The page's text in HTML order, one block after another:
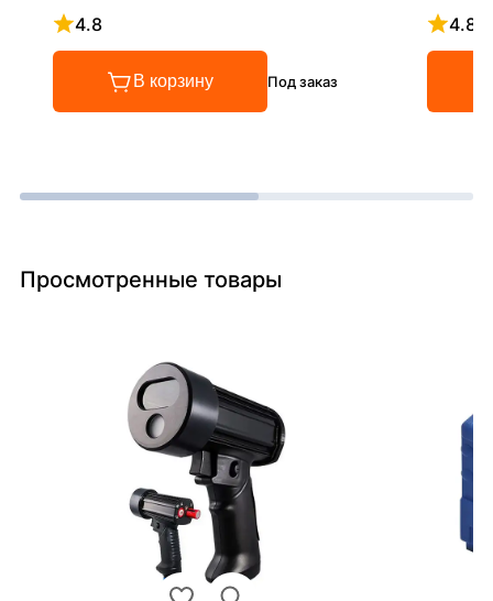
4.8
Рейтинг 4.8 из 5
В корзину Под заказ
4.8
Просмотренные товары